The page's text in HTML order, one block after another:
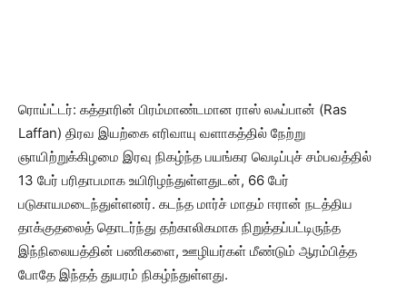
ரொய்ட்டர்: கத்தாரின் பிரம்மாண்டமான ராஸ் லஃப்பான் (Ras
Laffan) திரவ இயற்கை எரிவாயு வளாகத்தில் நேற்று
ஞாயிற்றுக்கிழமை இரவு நிகழ்ந்த பயங்கர வெடிப்புச் சம்பவத்தில்
13 பேர் பரிதாபமாக உயிரிழந்துள்ளதுடன், 66 பேர்
படுகாயமடைந்துள்ளனர். கடந்த மார்ச் மாதம் ஈரான் நடத்திய
தாக்குதலைத் தொடர்ந்து தற்காலிகமாக நிறுத்தப்பட்டிருந்த
இந்நிலையத்தின் பணிகளை, ஊழியர்கள் மீண்டும் ஆரம்பித்த
போதே இந்தத் துயரம் நிகழ்ந்துள்ளது.